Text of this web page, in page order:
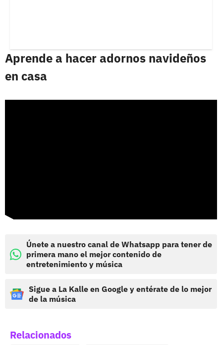
Aprende a hacer adornos navideños
en casa
Únete a nuestro canal de Whatsapp para tener de
primera mano el mejor contenido de
entretenimiento y música
Sigue a La Kalle en Google y entérate de lo mejor
de la música
Relacionados